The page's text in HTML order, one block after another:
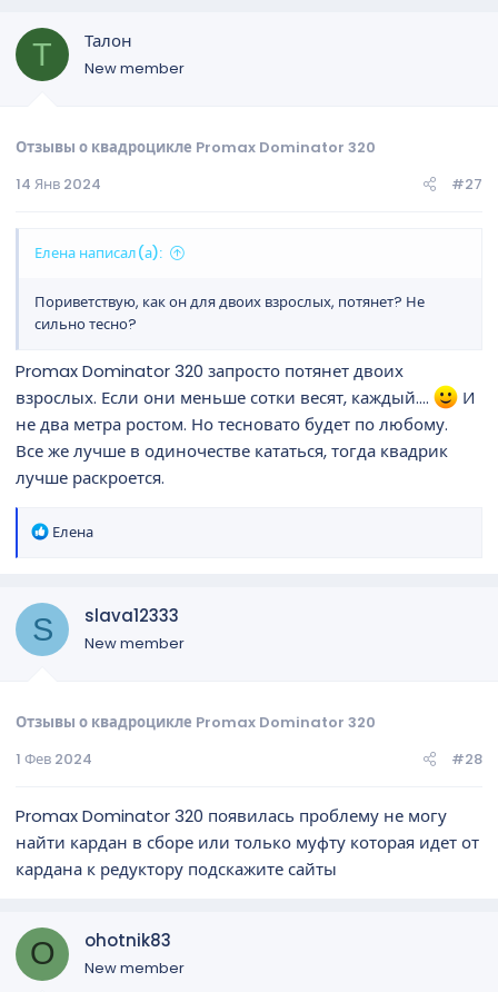
Т Талон
New member
Отзывы о квадроцикле Promax Dominator 320
14 Янв 2024
#27
Елена написал(а):
Пориветствую, как он для двоих взрослых, потянет? Не
сильно тесно?
Promax Dominator 320 запросто потянет двоих
взрослых. Если они меньше сотки весят, каждый....
И
не два метра ростом. Но тесновато будет по любому.
Все же лучше в одиночестве кататься, тогда квадрик
лучше раскроется.
Р
ц
и
Елена
S slava12333
New member
Отзывы о квадроцикле Promax Dominator 320
1 Фев 2024
#28
Promax Dominator 320 появилась проблему не могу
найти кардан в сборе или только муфту которая идет от
кардана к редуктору подскажите сайты
O ohotnik83
New member